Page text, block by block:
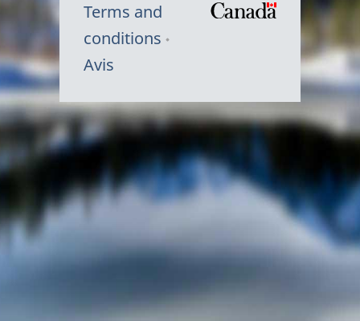
Terms and
conditions
Avis
Symbole
du
Canada